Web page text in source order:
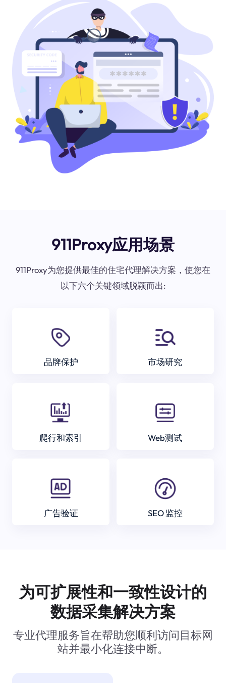
911Proxy应用场景
911Proxy为您提供最佳的住宅代理解决方案，使您在
以下六个关键领域脱颖而出:
品牌保护 市场研究
爬行和索引 Web测试
广告验证 SEO 监控
为可扩展性和一致性设计的
数据采集解决方案
专业代理服务旨在帮助您顺利访问目标网
站并最小化连接中断。